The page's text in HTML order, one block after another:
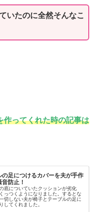
いたのに全然そんなこ
作ってくれた時の記事は
の足につけるカバーを夫が手作
防止！
底についていたクッションが劣化
っつくようになりました。するとな
切しない夫が椅子とテーブルの足に
してくれました。